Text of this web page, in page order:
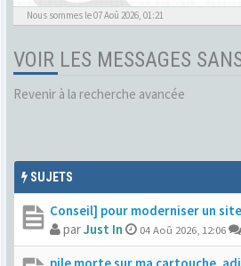
Nous sommes le 07 Aoû 2026, 01:21
VOIR LES MESSAGES
Revenir à la recherche avancée
SUJETS
Conseil] pour moderniser un
parJust In 04 Aoû 2026, 12:06